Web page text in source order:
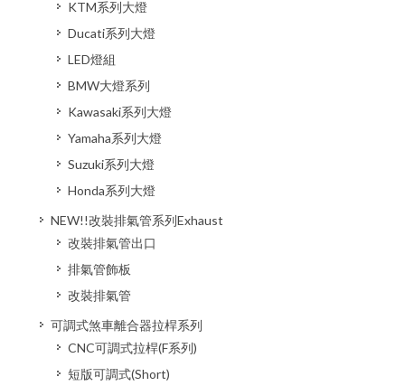
KTM系列大燈
Ducati系列大燈
LED燈組
BMW大燈系列
Kawasaki系列大燈
Yamaha系列大燈
Suzuki系列大燈
Honda系列大燈
NEW!!改裝排氣管系列Exhaust
改裝排氣管出口
排氣管飾板
改裝排氣管
可調式煞車離合器拉桿系列
CNC可調式拉桿(F系列)
短版可調式(Short)